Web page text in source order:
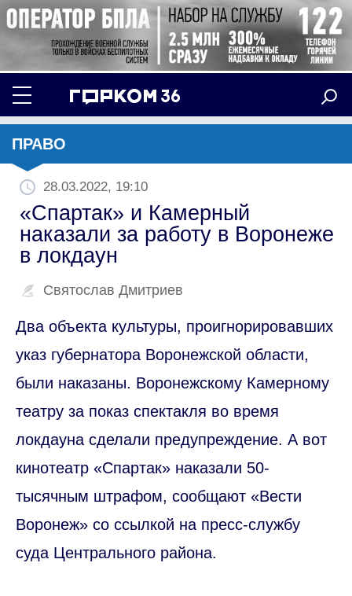
ПРАВО
28.03.2022, 19:10
«Спартак» и Камерный
наказали за работу в Воронеже
в локдаун
Святослав Дмитриев
Два объекта культуры, проигнорировавших
указ губернатора Воронежской области,
были наказаны. Воронежскому Камерному
театру за показ спектакля во время
локдауна сделали предупреждение. А вот
кинотеатр «Спартак» наказали 50-
тысячным штрафом, сообщают «Вести
Воронеж» со ссылкой на пресс-службу
суда Центрального района.